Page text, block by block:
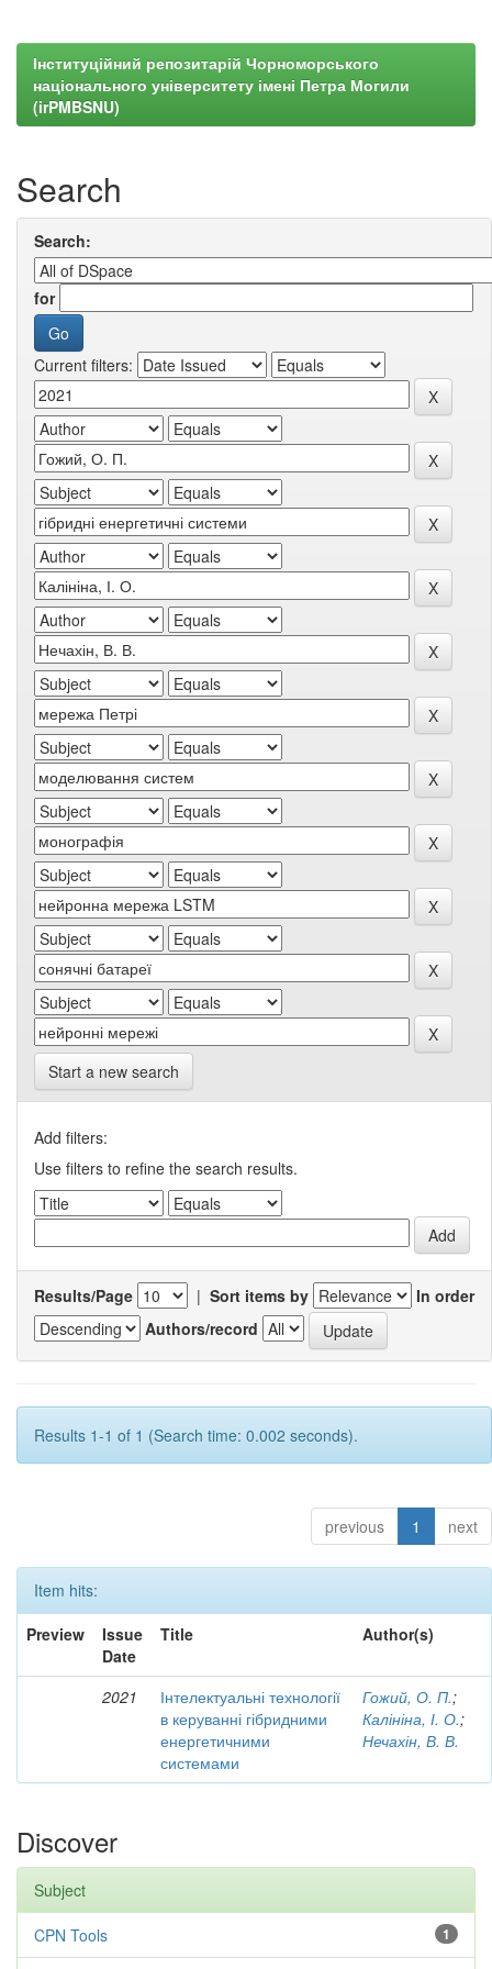
Інституційний репозитарій Чорноморського
національного університету імені Петра Могили
(irPMBSNU)
Search
Search:
for
Current filters:
Start a new search
Add filters:
Use filters to refine the search results.
Results/Page | Sort items by
In order
Authors/record
Results 1-1 of 1 (Search time: 0.002 seconds).
previous 1 next
Item hits:
Preview
Issue
Date
Title Author(s)
2021
Інтелектуальні технології
в керуванні гібридними
енергетичними
системами
Гожий, О. П.;
Калініна, І. О.;
Нечахін, В. В.
Discover
Subject
1
CPN Tools